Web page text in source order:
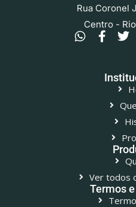
Rua Coronel
Centro -
Ver todos
Termos